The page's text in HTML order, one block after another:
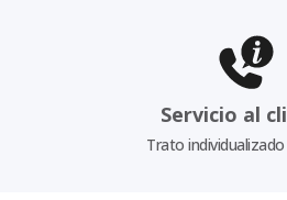
Servicio al
Trato